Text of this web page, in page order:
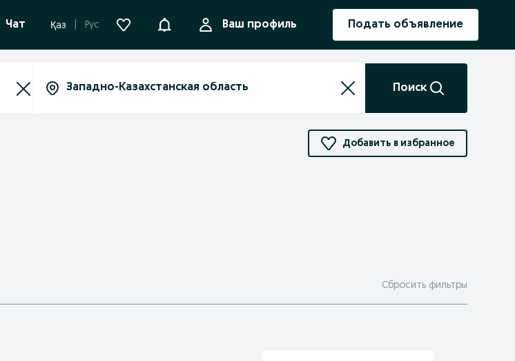
Чат Қаз Рус УведомленияВаш профиль Подать объявление
Поиск
Добавить в избранное
Сбросить фильтры